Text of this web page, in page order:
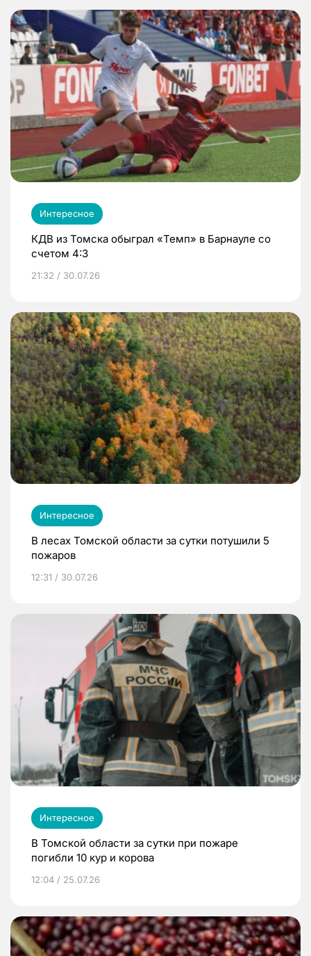
Интересное
КДВ из Томска обыграл «Темп» в Барнауле со
счетом 4:3
21:32 / 30.07.26
Интересное
В лесах Томской области за сутки потушили 5
пожаров
12:31 / 30.07.26
Интересное
В Томской области за сутки при пожаре
погибли 10 кур и корова
12:04 / 25.07.26